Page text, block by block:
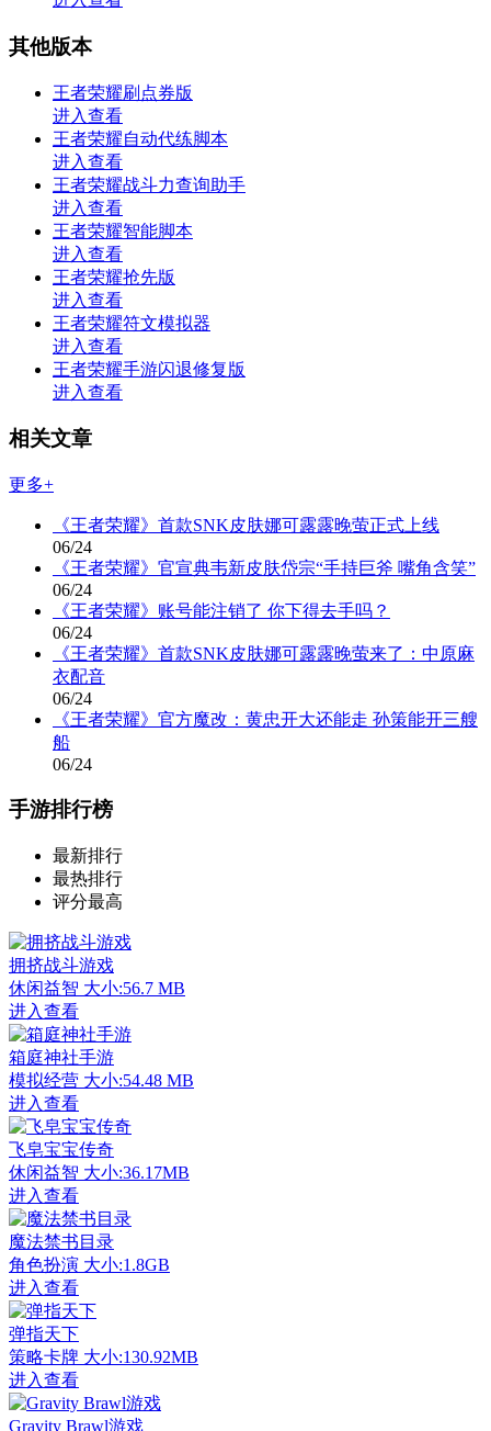
其他版本
王者荣耀刷点券版
进入查看
王者荣耀自动代练脚本
进入查看
王者荣耀战斗力查询助手
进入查看
王者荣耀智能脚本
进入查看
王者荣耀抢先版
进入查看
王者荣耀符文模拟器
进入查看
王者荣耀手游闪退修复版
进入查看
相关文章
更多+
《王者荣耀》首款SNK皮肤娜可露露晚萤正式上线
06/24
《王者荣耀》官宣典韦新皮肤岱宗“手持巨斧 嘴角含笑”
06/24
《王者荣耀》账号能注销了 你下得去手吗？
06/24
《王者荣耀》首款SNK皮肤娜可露露晚萤来了：中原麻
衣配音
06/24
《王者荣耀》官方魔改：黄忠开大还能走 孙策能开三艘
船
06/24
手游排行榜
最新排行
最热排行
评分最高
拥挤战斗游戏
休闲益智 大小:56.7 MB
进入查看
箱庭神社手游
模拟经营 大小:54.48 MB
进入查看
飞皂宝宝传奇
休闲益智 大小:36.17MB
进入查看
魔法禁书目录
角色扮演 大小:1.8GB
进入查看
弹指天下
策略卡牌 大小:130.92MB
进入查看
Gravity Brawl游戏